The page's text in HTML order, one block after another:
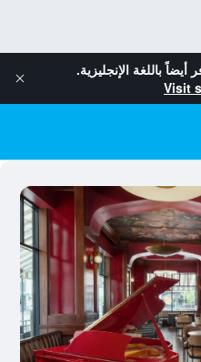
أيضاً باللغة الإنجليزية.
Visit